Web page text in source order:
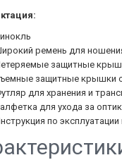
ремень для
защитные
защитные крышки
для хранения и
для ухода за
по